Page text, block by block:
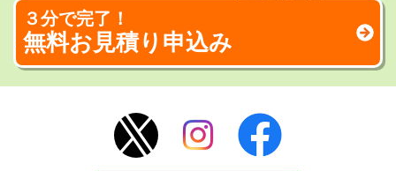
３分で完了！
無料お見積り申込み